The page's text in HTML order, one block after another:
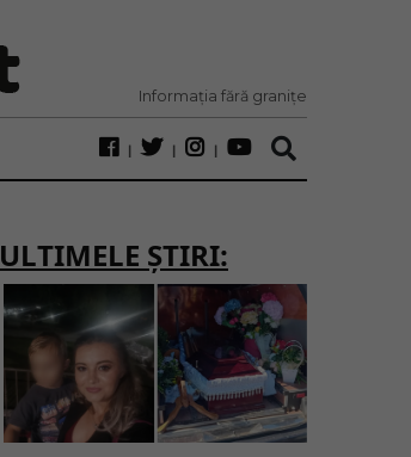
Informația fără granițe
ULTIMELE ȘTIRI: